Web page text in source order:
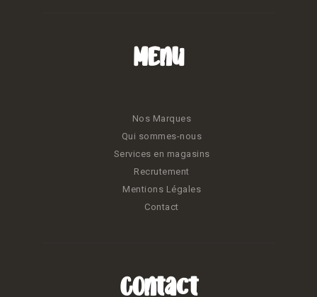
Menu
Nos Marques
Qui sommes-nous
Services en magasins
Recrutement
Mentions Légales
Contact
Contact